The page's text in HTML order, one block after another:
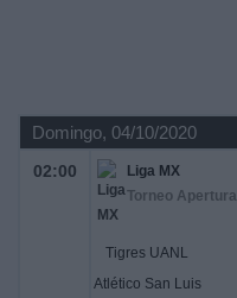
Domingo, 04/10/2020
02:00
Liga MX
Torneo Apertura
Tigres UANL
Atlético San Luis